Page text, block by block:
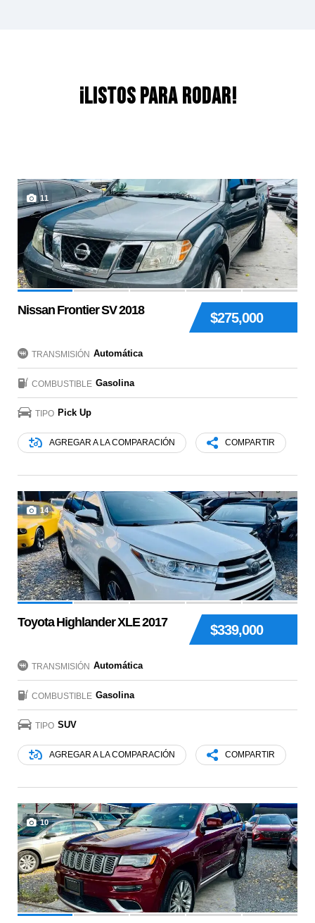
¡LISTOS PARA RODAR!
11
$275,000
Nissan Frontier SV 2018
TRANSMISIÓN Automática
COMBUSTIBLE Gasolina
TIPO Pick Up
AGREGAR A LA COMPARACIÓN COMPARTIR
14
$339,000
Toyota Highlander XLE 2017
TRANSMISIÓN Automática
COMBUSTIBLE Gasolina
TIPO SUV
AGREGAR A LA COMPARACIÓN COMPARTIR
10